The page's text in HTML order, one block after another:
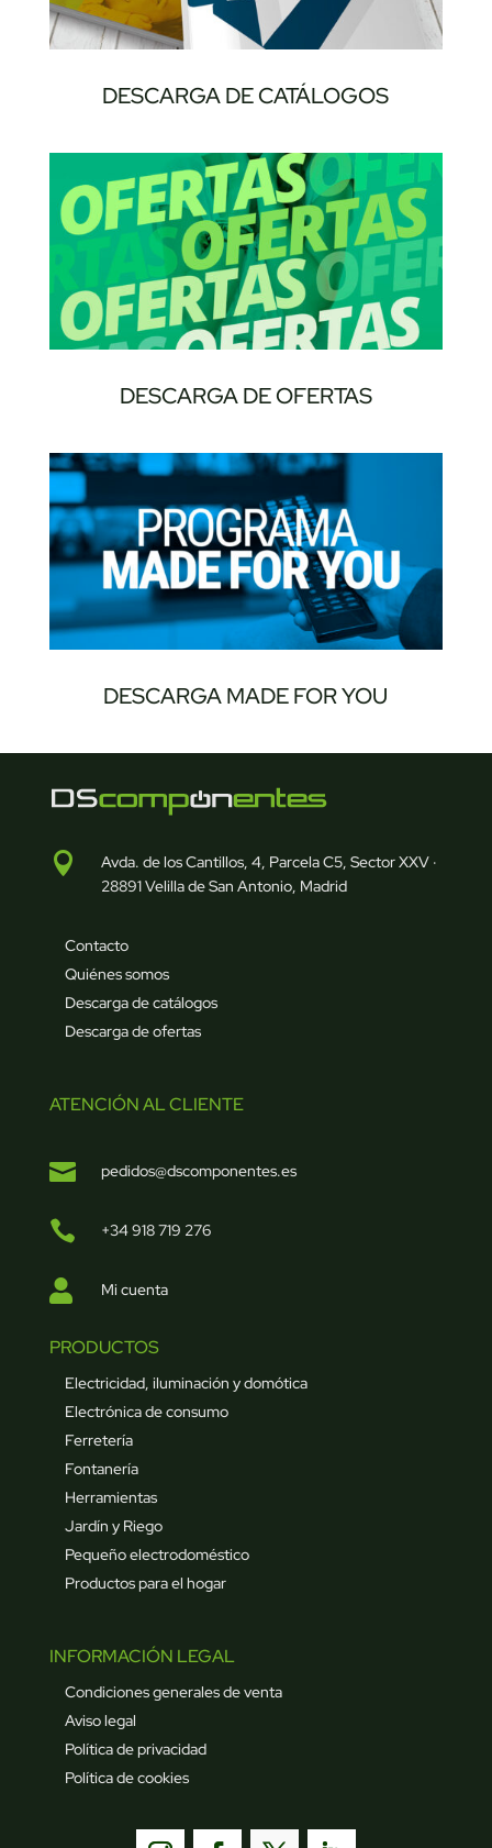
DESCARGA DE CATÁLOGOS
DESCARGA DE OFERTAS
DESCARGA MADE FOR YOU

Avda. de los Cantillos, 4, Parcela C5, Sector XXV ·
28891 Velilla de San Antonio, Madrid
Contacto
Quiénes somos
Descarga de catálogos
Descarga de ofertas
ATENCIÓN AL CLIENTE
 pedidos@dscomponentes.es
 +34 918 719 276
 Mi cuenta
PRODUCTOS
Electricidad, iluminación y domótica
Electrónica de consumo
Ferretería
Fontanería
Herramientas
Jardín y Riego
Pequeño electrodoméstico
Productos para el hogar
INFORMACIÓN LEGAL
Condiciones generales de venta
Aviso legal
Política de privacidad
Política de cookies